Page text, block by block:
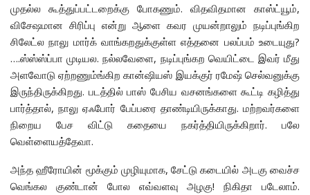
முதல்ல கூத்துப்பட்டறைக்கு போகணும். விதவிதமான காஸ்ட்யூம்,
விசேஷமான சிரிப்பு என்று ஆளை கவர முயன்றாலும் நடிப்புங்கிற
சிலேட்ல நாலு மார்க் வாங்கறதுக்குள்ள எத்தனை பலப்பம் உடையுது?
….ஸ்ஸ்ஸ்ப்பா முடியல. நல்லவேளை, நடிப்புங்கற வெயிட்டை இவர் மீது
அளவோடு ஏற்றணும்ங்கிற கான்ஷியஸ் இயக்குர் ரமேஷ் செல்வனுக்கு
இருந்திருக்கிறது. படத்தில் பாஸ் பேசிய வசனங்களை கூட்டி கழித்து
பார்த்தால், நாலு ஏஃபோர் பேப்பரை தாண்டியிருக்காது. மற்றவர்களை
நிறைய பேச விட்டு கதையை நகர்த்தியிருக்கிறார். பலே
வெள்ளையத்தேவா.
அந்த ஹீரோயின் மூக்கும் முழியுமாக, சேட்டு கடையில் அடகு வைச்ச
வெங்கல குண்டான் போல எவ்வளவு அழகு! நிகிதா படேலாம்.